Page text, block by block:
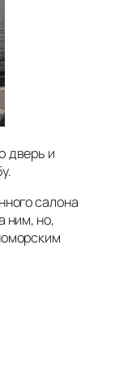
дверь и
салона
ним, но,